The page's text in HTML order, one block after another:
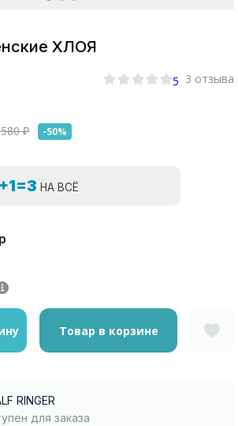
ХЛОЯ
5 3 отзыва
₽ -50%
НА ВСЁ
Товар в корзине
RINGER
для заказа